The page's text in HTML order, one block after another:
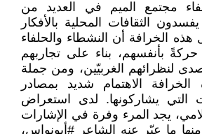
مجتمع الميم في العديد من
يفسدون الثقافات المحلية بالأفكار
هذه الخرافة أن النشطاء والحلفاء
بأنفسهم، بناء على تجاربهم
صدى لنظرائهم الغربيّين، ومن جملة
الاهتمام شديد بمصادر
التي يشاركونها. لدى استعراض
يجد المرء وفرة في الإشارات
منها ما عبّر عنه الشاعر #أبونواس،